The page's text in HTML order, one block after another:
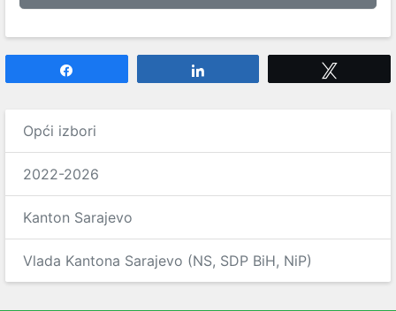
Opći izbori
2022-2026
Kanton Sarajevo
Vlada Kantona Sarajevo (NS, SDP BiH, NiP)